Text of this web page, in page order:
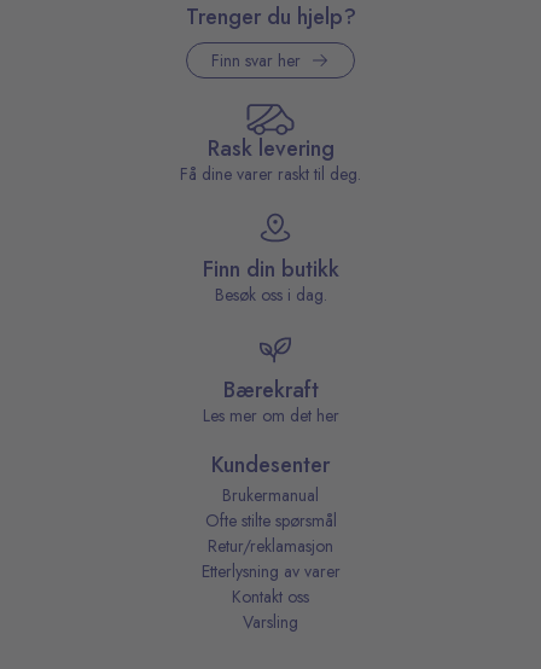
Trenger du hjelp?
Finn svar her
Rask levering
Få dine varer raskt til deg.
Finn din butikk
Besøk oss i dag.
Bærekraft
Les mer om det her
Kundesenter
Brukermanual
Ofte stilte spørsmål
Retur/reklamasjon
Etterlysning av varer
Kontakt oss
Varsling